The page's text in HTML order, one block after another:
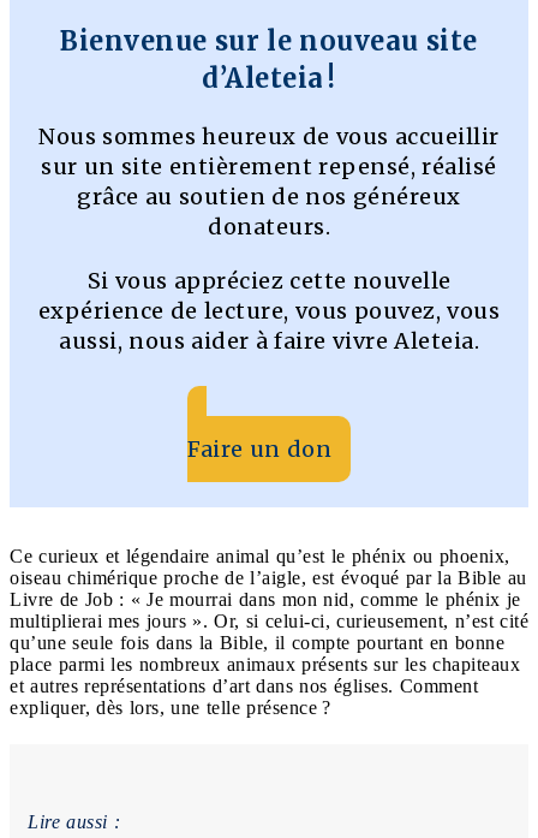
Bienvenue sur le nouveau site
d’Aleteia !
Nous sommes heureux de vous accueillir
sur un site entièrement repensé, réalisé
grâce au soutien de nos généreux
donateurs.
Si vous appréciez cette nouvelle
expérience de lecture, vous pouvez, vous
aussi, nous aider à faire vivre Aleteia.
Faire un don
Ce curieux et légendaire animal qu’est le phénix ou phoenix,
oiseau chimérique proche de l’aigle, est évoqué par la Bible au
Livre de Job : « Je mourrai dans mon nid, comme le phénix je
multiplierai mes jours ». Or, si celui-ci, curieusement, n’est cité
qu’une seule fois dans la Bible, il compte pourtant en bonne
place parmi les nombreux animaux présents sur les chapiteaux
et autres représentations d’art dans nos églises. Comment
expliquer, dès lors, une telle présence ?
Lire aussi :